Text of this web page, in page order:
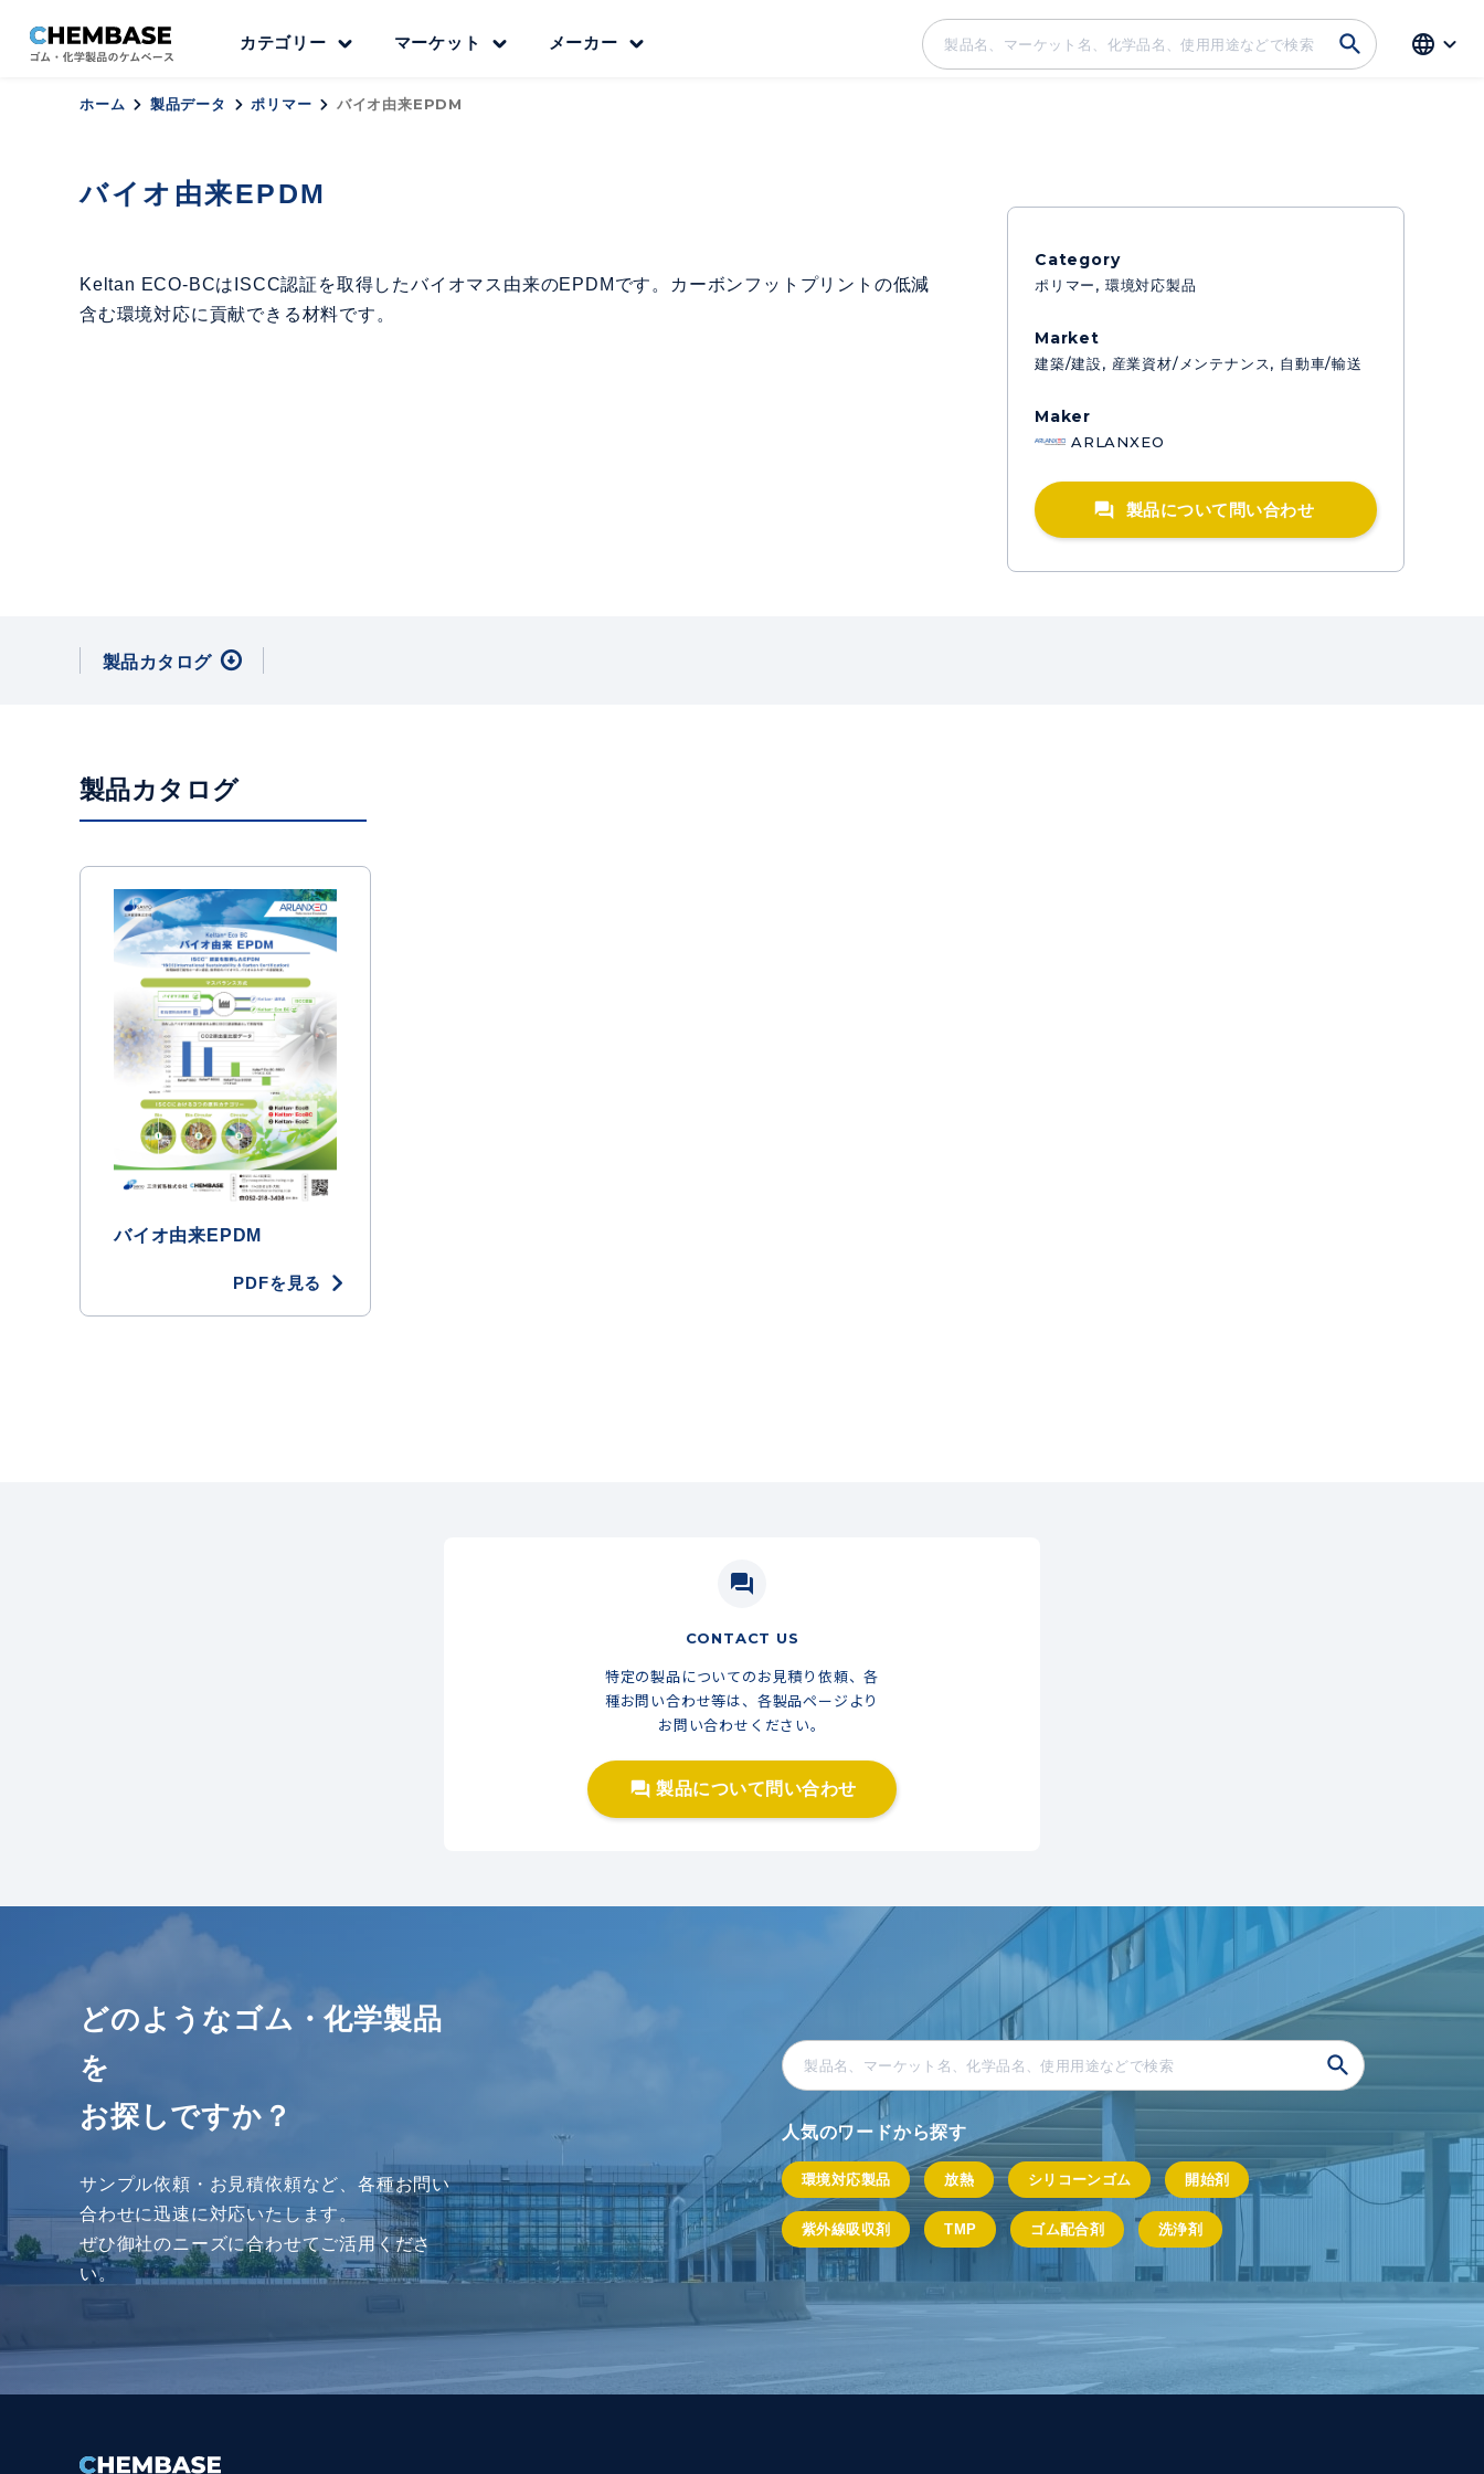
カテゴリー マーケット メーカー language
ホーム 製品データ ポリマー バイオ由来EPDM
バイオ由来EPDM
Keltan ECO-BCはISCC認証を取得したバイオマス由来のEPDMです。カーボンフットプリントの低減
含む環境対応に貢献できる材料です。
Category
ポリマー 環境対応製品
Market
建築/建設 産業資材/メンテナンス 自動車/輸送
Maker
ARLANXEO
製品カタログ
製品カタログ
バイオ由来EPDM
PDFを見る
question_answer
CONTACT US
特定の製品についてのお見積り依頼、各
種お問い合わせ等は、各製品ページより
お問い合わせください。
どのようなゴム・化学製品
を
お探しですか？
サンプル依頼・お見積依頼など、各種お問い
合わせに迅速に対応いたします。
ぜひ御社のニーズに合わせてご活⽤くださ
い。
人気のワードから探す
環境対応製品 放熱 シリコーンゴム 開始剤
紫外線吸収剤 TMP ゴム配合剤 洗浄剤